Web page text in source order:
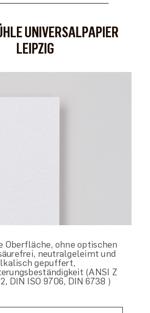
UNIVERSALPAPIER
LEIPZIG
Oberfläche, ohne optischen
neutralgeleimt und
gepuffert,
(ANSI Z
DIN ISO 9706, DIN 6738 )